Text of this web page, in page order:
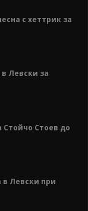
с хеттрик за
Левски за
Стоев до
в Левски при